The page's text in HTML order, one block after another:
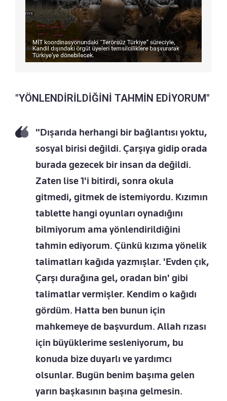
"YÖNLENDİRİLDİĞİNİ TAHMİN EDİYORUM"
"Dışarıda herhangi bir bağlantısı yoktu,
sosyal birisi değildi. Çarşıya gidip orada
burada gezecek bir insan da değildi.
Zaten lise 1'i bitirdi, sonra okula
gitmedi, gitmek de istemiyordu. Kızımın
tablette hangi oyunları oynadığını
bilmiyorum ama yönlendirildiğini
tahmin ediyorum. Çünkü kızıma yönelik
talimatları kağıda yazmışlar. 'Evden çık,
Çarşı durağına gel, oradan bin' gibi
talimatlar vermişler. Kendim o kağıdı
gördüm. Hatta ben bunun için
mahkemeye de başvurdum. Allah rızası
için büyüklerime sesleniyorum, bu
konuda bize duyarlı ve yardımcı
olsunlar. Bugün benim başıma gelen
yarın başkasının başına gelmesin.